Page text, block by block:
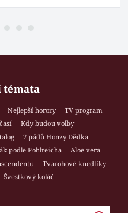
témata
Nejlepší horory
TV program
Kdy budou volby
7 pádů Honzy Dědka
podle Pohlreicha
Aloe vera
Tvarohové knedlíky
Švestkový koláč